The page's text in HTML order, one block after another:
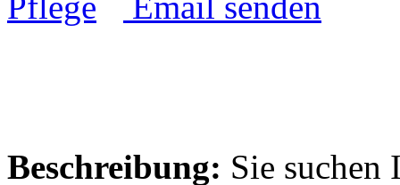
Beschreibung: Sie suchen